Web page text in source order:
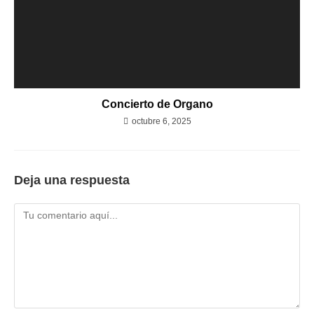
Concierto de Organo
octubre 6, 2025
Deja una respuesta
Comentario